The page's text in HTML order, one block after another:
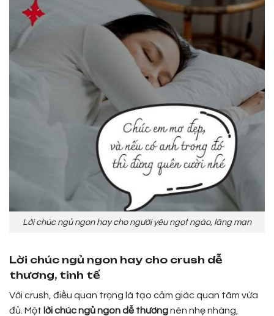
Lời chúc ngủ ngon hay cho người yêu ngọt ngào, lãng mạn
Lời chúc ngủ ngon hay cho crush dễ
thương, tinh tế
Với crush, điều quan trọng là tạo cảm giác quan tâm vừa
đủ. Một lời chúc ngủ ngon dễ thươngnên nhẹ nhàng,